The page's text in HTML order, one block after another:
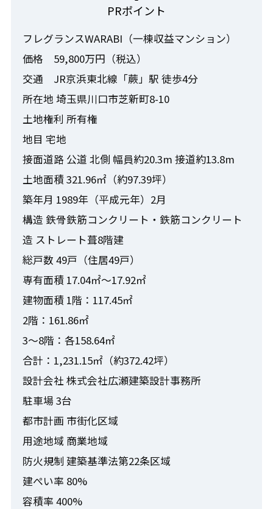
PRポイント
フレグランスWARABI（一棟収益マンション）
価格 59,800万円（税込）
交通 JR京浜東北線「蕨」駅 徒歩4分
所在地 埼玉県川口市芝新町8-10
土地権利 所有権
地目 宅地
接面道路 公道 北側 幅員約20.3m 接道約13.8m
土地面積 321.96㎡（約97.39坪）
築年月 1989年（平成元年）2月
構造 鉄骨鉄筋コンクリート・鉄筋コンクリート
造 ストレート葺8階建
総戸数 49戸（住居49戸）
専有面積 17.04㎡～17.92㎡
建物面積 1階：117.45㎡
2階：161.86㎡
3～8階：各158.64㎡
合計：1,231.15㎡（約372.42坪）
設計会社 株式会社広瀬建築設計事務所
駐車場 3台
都市計画 市街化区域
用途地域 商業地域
防火規制 建築基準法第22条区域
建ぺい率 80%
容積率 400%